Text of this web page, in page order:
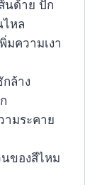
นด้าย ปัก
ไหล
มความเงา
ล้าง
ามระคาย
ของสีไหม